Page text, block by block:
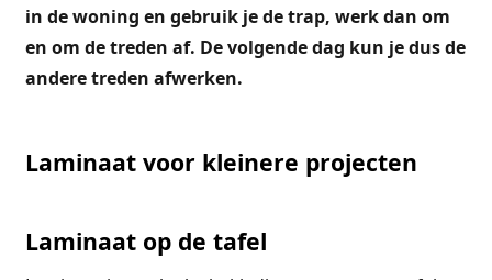
in de woning en gebruik je de trap, werk dan om
en om de treden af. De volgende dag kun je dus de
andere treden afwerken.
Laminaat voor kleinere projecten
Laminaat op de tafel